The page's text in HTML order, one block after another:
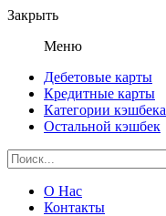
Закрыть
Меню
Дебетовые карты
Кредитные карты
Категории кэшбека
Остальной кэшбек
О Нас
Контакты